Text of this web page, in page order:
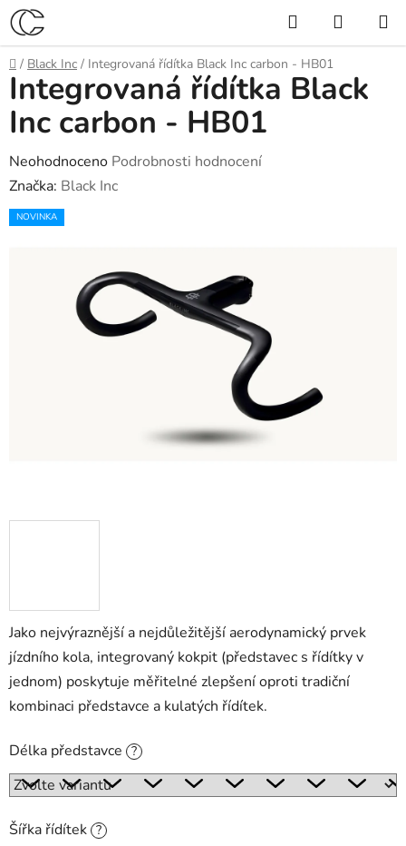
Přejít
na
obsah
Hledat
KOŠÍK
Domů
/ Black Inc / Integrovaná řídítka Black Inc carbon - HB01
Jako nejvýraznější a nejdůležitější aerodynamický prvek
jízdního kola, integrovaný kokpit (představec s řídítky v
jednom) poskytuje měřitelné zlepšení oproti tradiční
kombinaci představce a kulatých řídítek.
Délka představce ?
Šířka řídítek ?
Integrovaná řídítka Black
Inc carbon - HB01
Průměrné
hodnocení
produktu
Neohodnoceno Podrobnosti hodnocení
Značka: Black Inc
NOVINKA